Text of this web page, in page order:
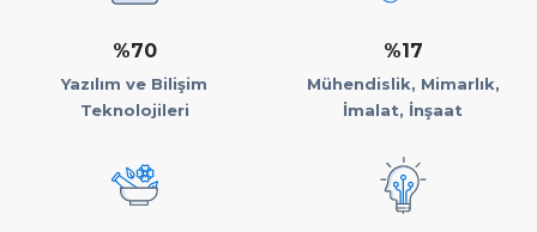
%70
Yazılım ve Bilişim
Teknolojileri
%17
Mühendislik, Mimarlık,
İmalat, İnşaat